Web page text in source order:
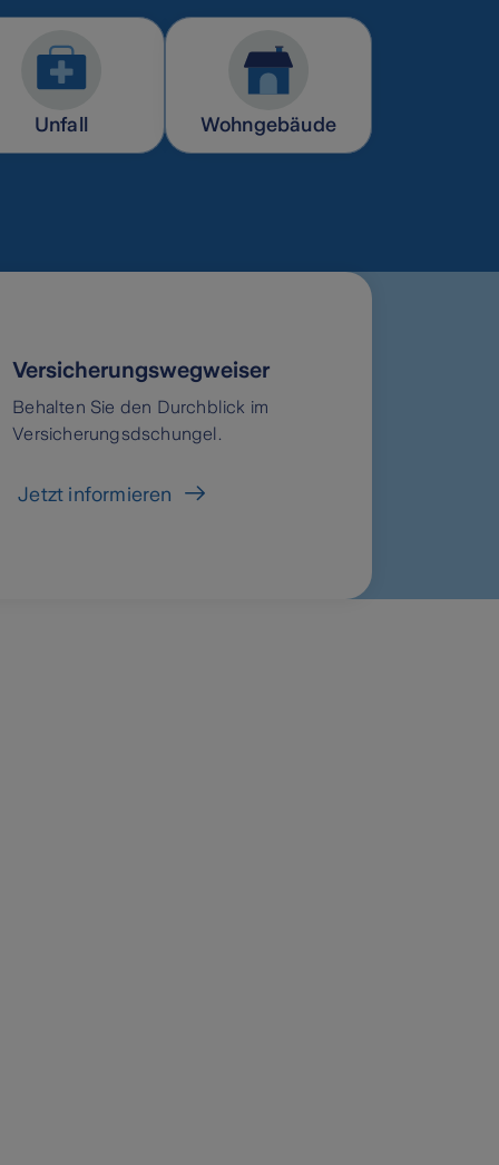
Unfall Wohngebäude
Versicherungswegweiser
Behalten Sie den Durchblick im
Versicherungsdschungel.
Jetzt informieren